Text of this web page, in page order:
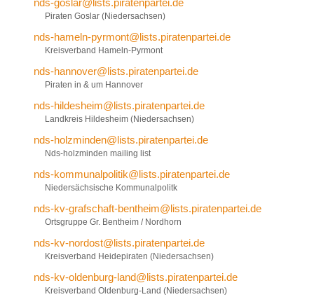
Piraten Goslar (Niedersachsen)
nds-hameln-pyrmont@lists.piratenpartei.de
Kreisverband Hameln-Pyrmont
nds-hannover@lists.piratenpartei.de
Piraten in & um Hannover
nds-hildesheim@lists.piratenpartei.de
Landkreis Hildesheim (Niedersachsen)
nds-holzminden@lists.piratenpartei.de
Nds-holzminden mailing list
nds-kommunalpolitik@lists.piratenpartei.de
Niedersächsische Kommunalpolitk
nds-kv-grafschaft-bentheim@lists.piratenpartei.de
Ortsgruppe Gr. Bentheim / Nordhorn
nds-kv-nordost@lists.piratenpartei.de
Kreisverband Heidepiraten (Niedersachsen)
nds-kv-oldenburg-land@lists.piratenpartei.de
Kreisverband Oldenburg-Land (Niedersachsen)